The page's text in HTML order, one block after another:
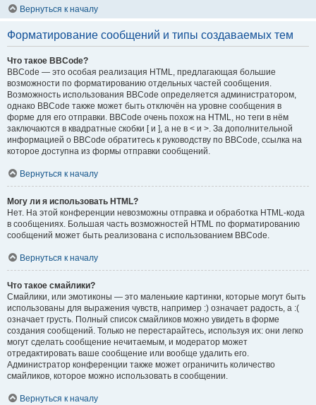
Вернуться к началу
Форматирование сообщений и типы создаваемых тем
Что такое BBCode?
BBCode — это особая реализация HTML, предлагающая большие
возможности по форматированию отдельных частей сообщения.
Возможность использования BBCode определяется администратором,
однако BBCode также может быть отключён на уровне сообщения в
форме для его отправки. BBCode очень похож на HTML, но теги в нём
заключаются в квадратные скобки [ и ], а не в < и >. За дополнительной
информацией о BBCode обратитесь к руководству по BBCode, ссылка на
которое доступна из формы отправки сообщений.
Вернуться к началу
Могу ли я использовать HTML?
Нет. На этой конференции невозможны отправка и обработка HTML-кода
в сообщениях. Большая часть возможностей HTML по форматированию
сообщений может быть реализована с использованием BBCode.
Вернуться к началу
Что такое смайлики?
Смайлики, или эмотиконы — это маленькие картинки, которые могут быть
использованы для выражения чувств, например :) означает радость, а :(
означает грусть. Полный список смайликов можно увидеть в форме
создания сообщений. Только не перестарайтесь, используя их: они легко
могут сделать сообщение нечитаемым, и модератор может
отредактировать ваше сообщение или вообще удалить его.
Администратор конференции также может ограничить количество
смайликов, которое можно использовать в сообщении.
Вернуться к началу